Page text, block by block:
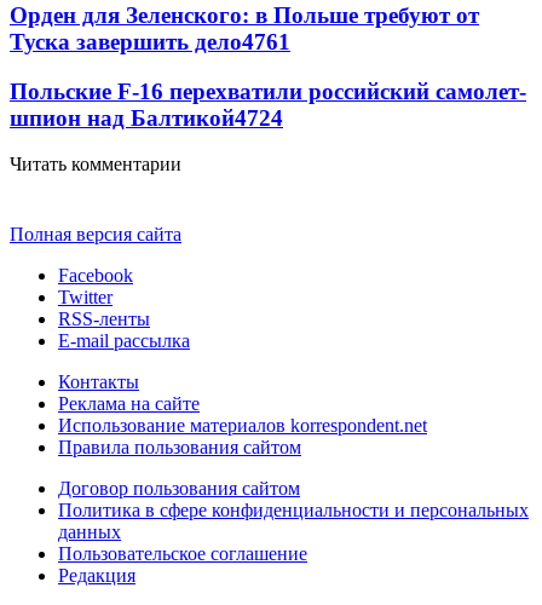
Орден для Зеленского: в Польше требуют от
Туска завершить дело4761
Польские F-16 перехватили российский самолет-
шпион над Балтикой4724
Читать комментарии
Полная версия сайта
Facebook
Twitter
RSS-ленты
E-mail рассылка
Контакты
Реклама на сайте
Использование материалов korrespondent.net
Правила пользования сайтом
Договор пользования сайтом
Политика в сфере конфиденциальности и персональных
данных
Пользовательское соглашение
Редакция